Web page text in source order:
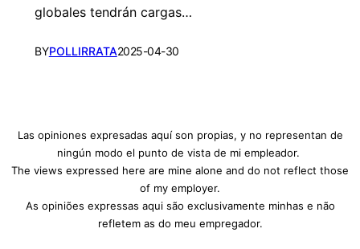
globales tendrán cargas…
BYPOLLIRRATA2025-04-30
Las opiniones expresadas aquí son propias, y no representan de
ningún modo el punto de vista de mi empleador.
The views expressed here are mine alone and do not reflect those
of my employer.
As opiniões expressas aqui são exclusivamente minhas e não
refletem as do meu empregador.